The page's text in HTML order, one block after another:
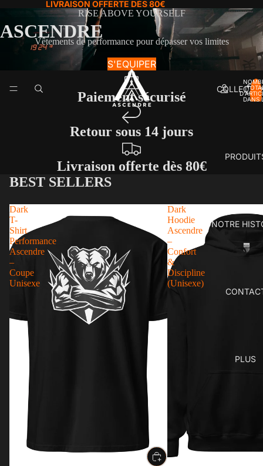
LIVRAISON OFFERTE DÈS 80€
ASCENDRE
NOTRE
PLUS
DANS
RISE ABOVE YOURSELF
Vêtements de performance pour dépasser vos limites
S'EQUIPER
Paiement sécurisé
Retour sous 14 jours
Livraison offerte dès 80€
BEST SELLERS
Dark
T-
Shirt
Performance
Ascendre
–
Coupe
Unisexe
Dark
Hoodie
Ascendre
–
Confort
&
Discipline
(Unisexe)